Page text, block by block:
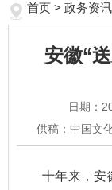
首页 > 政务资讯
安徽“
日期：
供稿：中国文
十年来，安